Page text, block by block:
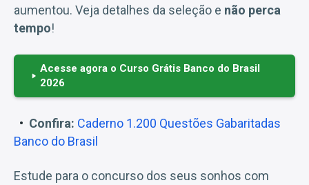
aumentou. Veja detalhes da seleção e não perca
tempo!
Acesse agora o Curso Grátis Banco do Brasil
2026
Confira: Caderno 1.200 Questões Gabaritadas
Banco do Brasil
Estude para o concurso dos seus sonhos com